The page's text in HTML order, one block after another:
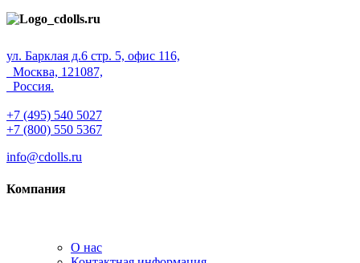
ул. Барклая д.6 стр. 5, офис 116,
Москва, 121087,
Россия.
+7 (495) 540 5027
+7 (800) 550 5367
info@cdolls.ru
Компания
О нас